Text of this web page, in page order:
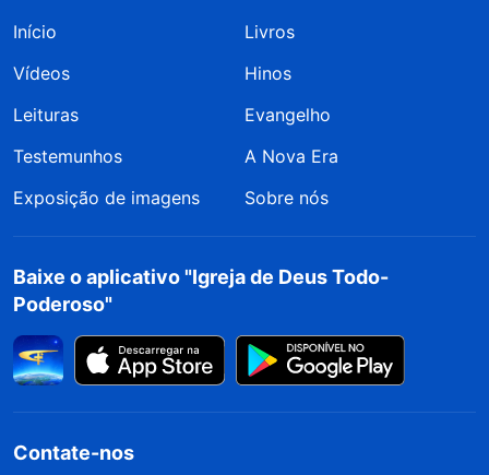
Início
Livros
Vídeos
Hinos
Leituras
Evangelho
Testemunhos
A Nova Era
Exposição de imagens
Sobre nós
Baixe o aplicativo "Igreja de Deus Todo-
Poderoso"
Contate-nos